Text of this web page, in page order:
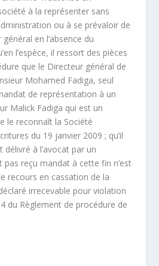
à la représenter sans
ou à se prévaloir de
en l’absence du
l’espèce, il ressort des pièces
que le Directeur général de
Mohamed Fadiga, seul
de représentation à un
Malick Fadiga qui est un
le reconnaît la Société
du 19 janvier 2009 ; qu’il
délivré à l’avocat par un
pas reçu mandat à cette fin n’est
recours en cassation de la
irrecevable pour violation
du Règlement de procédure de